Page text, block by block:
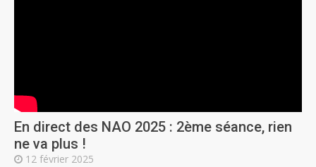
En direct des NAO 2025 : 2ème séance, rien
ne va plus !
12 février 2025